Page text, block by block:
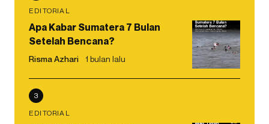
EDITORIAL
Apa Kabar Sumatera 7 Bulan
Setelah Bencana?
Risma Azhari 1 bulan lalu
3
EDITORIAL